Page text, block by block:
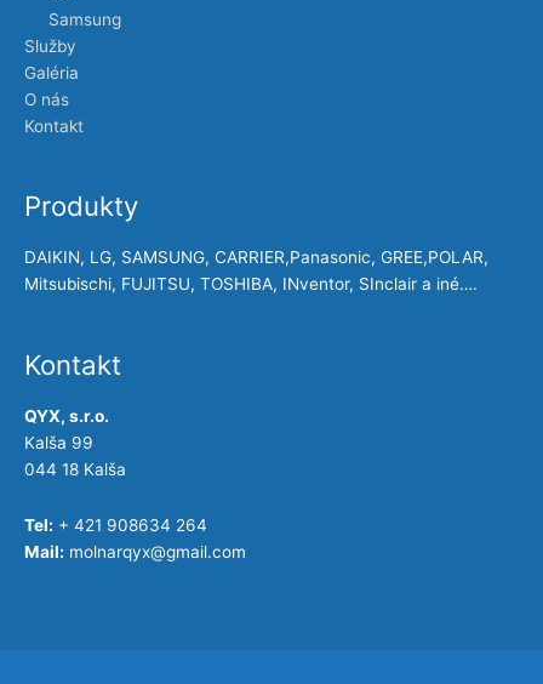
Samsung
Služby
Galéria
O nás
Kontakt
Produkty
DAIKIN, LG, SAMSUNG, CARRIER,Panasonic, GREE,POLAR,
Mitsubischi, FUJITSU, TOSHIBA, INventor, SInclair a iné….
Kontakt
QYX, s.r.o.
Kalša 99
044 18 Kalša
Tel: + 421 908634 264
Mail: molnarqyx@gmail.com